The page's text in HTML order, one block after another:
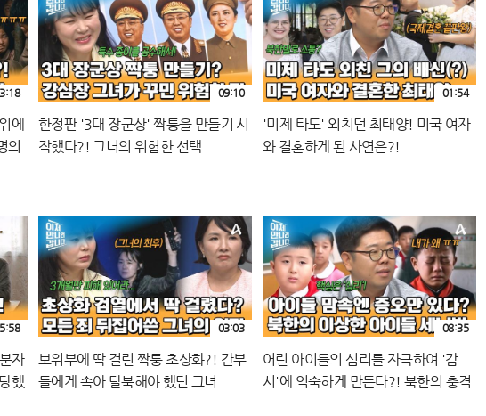
에
의
한정판 '3대 장군상' 짝퉁을 만들기 시
작했다?! 그녀의 위험한 선택
09:10
'미제 타도' 외치던 최태양! 미국 여자
와 결혼하게 된 사연은?!
01:54
자
했
보위부에 딱 걸린 짝퉁 초상화?! 간부
들에게 속아 탈북해야 했던 그녀
03:03
어린 아이들의 심리를 자극하여 '감
시'에 익숙하게 만든다?! 북한의 충격
08:35